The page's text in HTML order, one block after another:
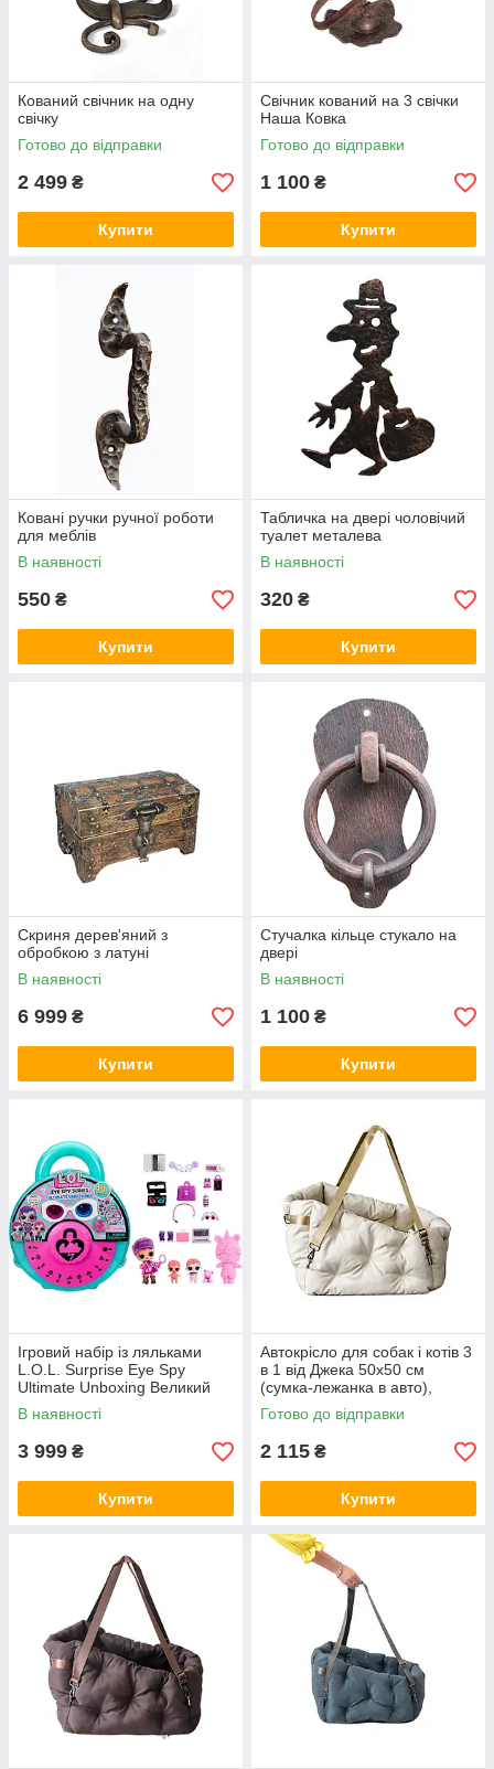
Кований свічник на одну
свічку
Готово до відправки
2 499 ₴
Купити
Свічник кований на 3 свічки
Наша Ковка
Готово до відправки
1 100 ₴
Купити
Ковані ручки ручної роботи
для меблів
В наявності
550 ₴
Купити
Табличка на двері чоловічий
туалет металева
В наявності
320 ₴
Купити
Скриня дерев'яний з
обробкою з латуні
В наявності
6 999 ₴
Купити
Стучалка кільце стукало на
двері
В наявності
1 100 ₴
Купити
Ігровий набір із ляльками
L.O.L. Surprise Eye Spy
Ultimate Unboxing Великий
сюрприз із загадками
В наявності
3 999 ₴
Купити
Автокрісло для собак і котів 3
в 1 від Джека 50х50 см
(сумка-лежанка в авто),
бежева
Готово до відправки
2 115 ₴
Купити